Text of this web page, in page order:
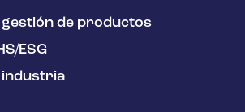
gestión de productos
ESG
industria